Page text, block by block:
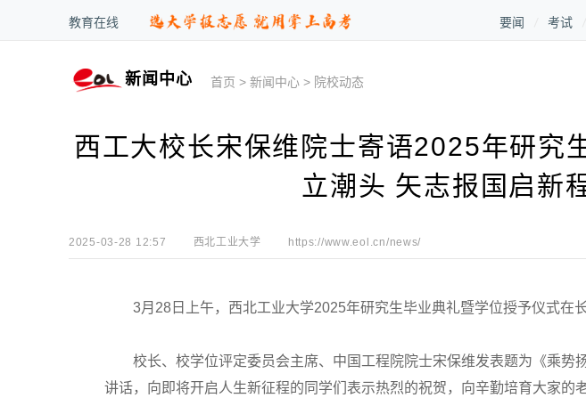
教育在线 要闻 考试
新闻中心 首页 >新闻中心 > 院校动态
西工大校长宋保维院士寄语2025年研究
立潮头 矢志报国启新
2025-03-28 12:57 西北工业大学 https://www.eol.cn/news/
3月28日上午，西北工业大学2025年研究生毕业典礼暨学位授予仪式在长
校长、校学位评定委员会主席、中国工程院院士宋保维发表题为《乘势
讲话，向即将开启人生新征程的同学们表示热烈的祝贺，向辛勤培育大家的